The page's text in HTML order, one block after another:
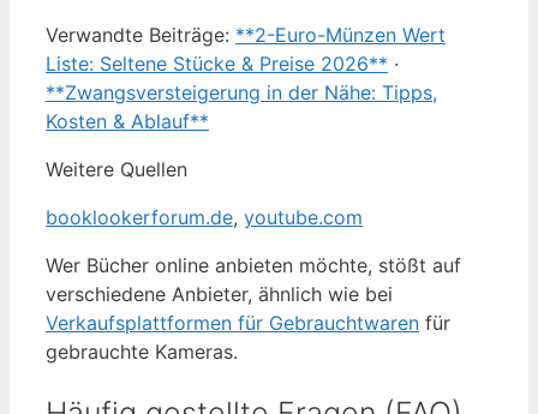
Verwandte Beiträge: **2-Euro-Münzen Wert
Liste: Seltene Stücke & Preise 2026** ·
**Zwangsversteigerung in der Nähe: Tipps,
Kosten & Ablauf**
Weitere Quellen
booklookerforum.de, youtube.com
Wer Bücher online anbieten möchte, stößt auf
verschiedene Anbieter, ähnlich wie bei
Verkaufsplattformen für Gebrauchtwaren für
gebrauchte Kameras.